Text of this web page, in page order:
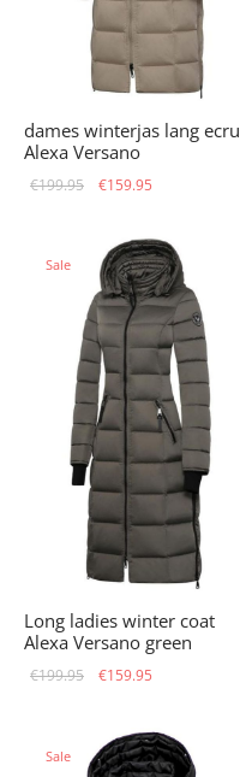
dames winterjas lang ecru
Alexa Versano
€199.95
Original
was:
€199.95.
€159.95
€159.95.
Sale
Long ladies winter coat
Alexa Versano green
€199.95
Original
was:
€199.95.
€159.95
€159.95.
Sale